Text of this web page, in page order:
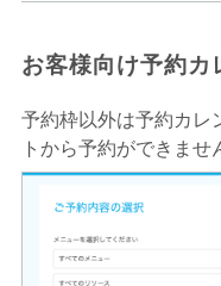
お客様向け予約カ
予約枠以外は予約カレ
トから予約ができませ